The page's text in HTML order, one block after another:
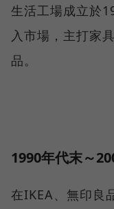
生活工場成立於
入市場，主打家
品。
1990年代末～
在IKEA、無印良